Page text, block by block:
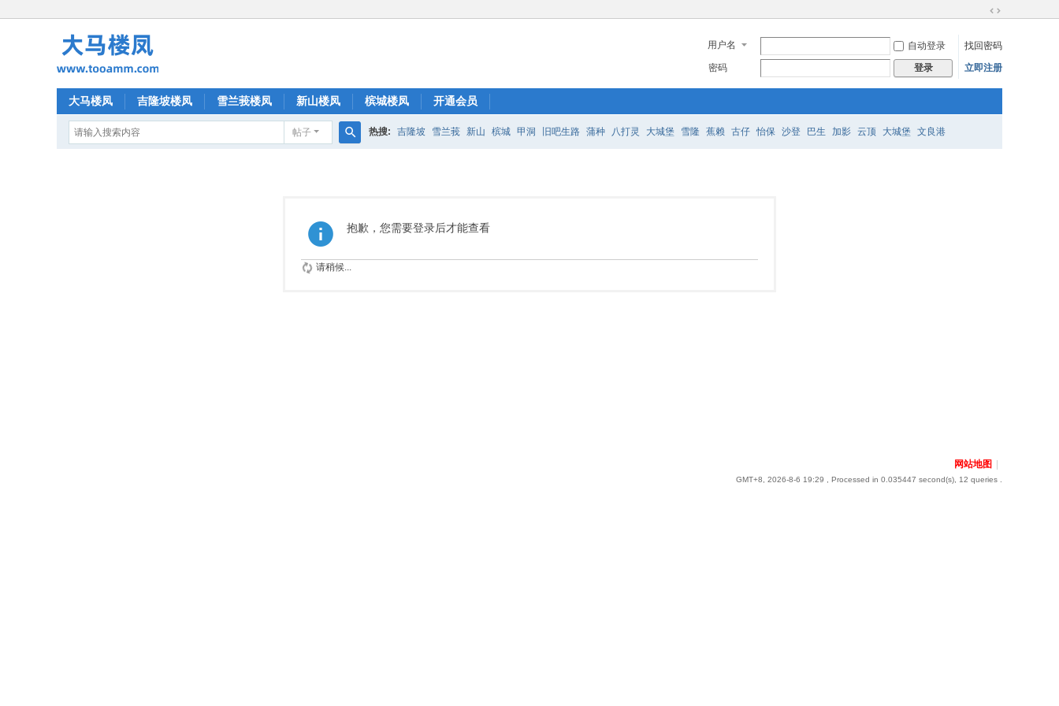
换
到
宽
用户名 自动登录
找回密码
密码
登录 立即注册
大马楼凤 吉隆坡楼凤 雪兰莪楼凤 新山楼凤 槟城楼凤 开通会员
帖子 热搜: 吉隆坡 雪兰莪 新山 槟城 甲洞 旧吧生路 蒲种 八打灵 大城堡 雪隆 蕉赖 古仔 怡保 沙登 巴生 加影 云顶 大城堡 文良港
抱歉，您需要登录后才能查看
请稍候...
网站地图
GMT+8, 2026-8-6 19:29 , Processed in 0.035447 second(s), 12 queries .